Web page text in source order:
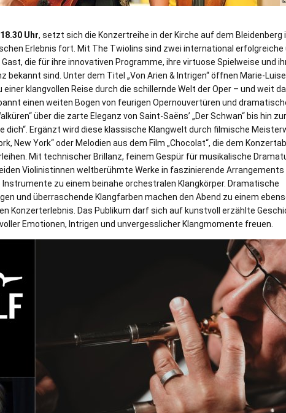
Uhr, setzt sich die Konzertreihe in der Kirche auf dem Bleidenberg
Erlebnis fort. Mit The Twiolins sind zwei international erfolgreiche
die für ihre innovativen Programme, ihre virtuose Spielweise und
bekannt sind. Unter dem Titel „Von Arien & Intrigen“ öffnen Marie-Luise
klangvollen Reise durch die schillernde Welt der Oper – und weit
einen weiten Bogen von feurigen Opernouvertüren und
über die zarte Eleganz von Saint-Saëns’ „Der Schwan“ bis hin
dich“. Ergänzt wird diese klassische Klangwelt durch filmische
New York“ oder Melodien aus dem Film „Chocolat“, die dem
Mit technischer Brillanz, feinem Gespür für musikalische
Violinistinnen weltberühmte Werke in faszinierende
Instrumente zu einem beinahe orchestralen Klangkörper. Dramatische
und überraschende Klangfarben machen den Abend zu einem
Konzerterlebnis. Das Publikum darf sich auf kunstvoll erzählte
Emotionen, Intrigen und unvergesslicher Klangmomente freuen.